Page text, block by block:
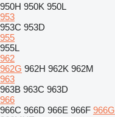
950H 950K 950L
953
953C 953D
955
955L
962
962G 962H 962K 962M
963
963B 963C 963D
966
966C 966D 966E 966F 966G